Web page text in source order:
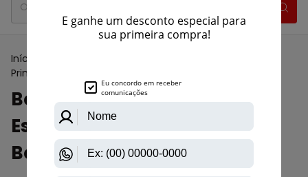
Início
Primeira Bordadeira
Bordado Perfeito: Como
Escolher Sua Primeira
Bordadeira